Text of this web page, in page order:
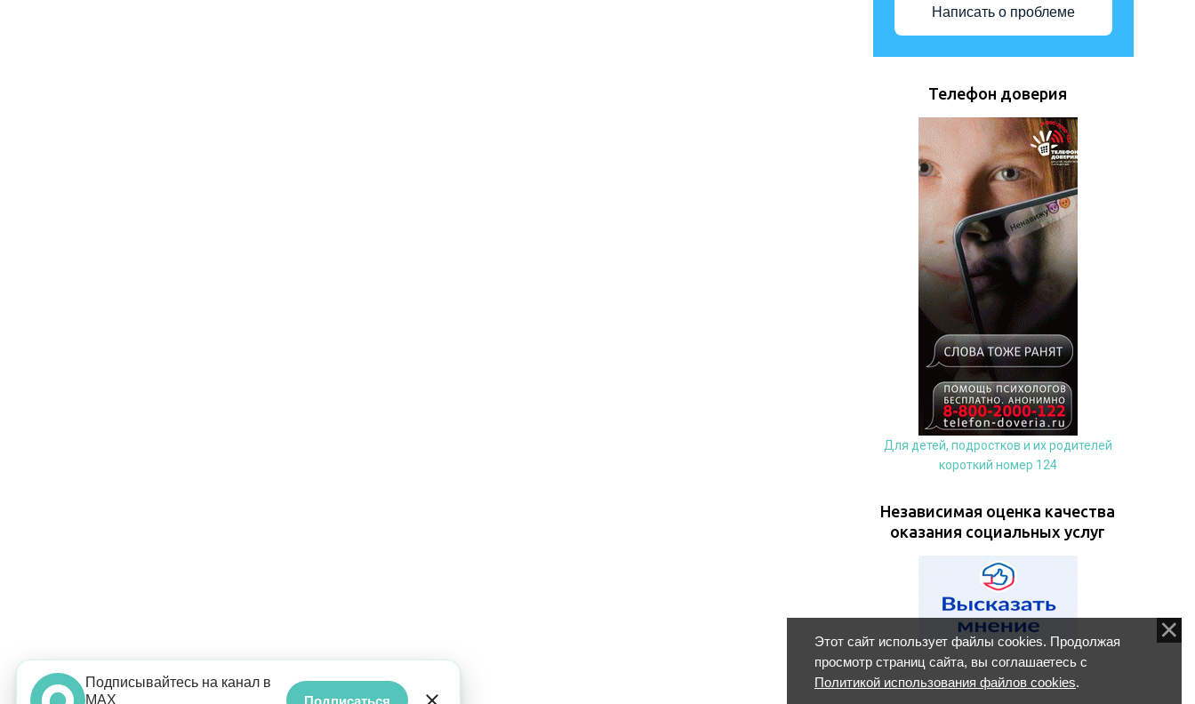
Написать о проблеме
Телефон доверия
Для детей, подростков и их родителей
короткий номер 124
Независимая оценка качества
оказания социальных услуг
Подписывайтесь на канал в
MAX
Подписаться
Этот сайт использует файлы cookies. Продолжая
просмотр страниц сайта, вы соглашаетесь с
Политикой использования файлов cookies.